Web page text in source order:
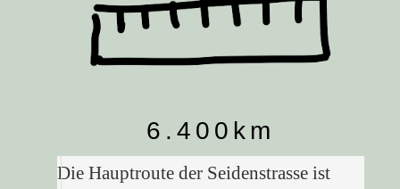
6.400km
Die Hauptroute der Seidenstrasse ist